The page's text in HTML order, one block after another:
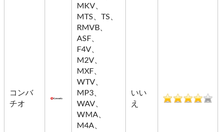
コンバ
チオ
MKV、
MTS、TS、
RMVB、
ASF、
F4V、
M2V、
MXF、
WTV、
MP3、
WAV、
WMA、
M4A、
いい
え